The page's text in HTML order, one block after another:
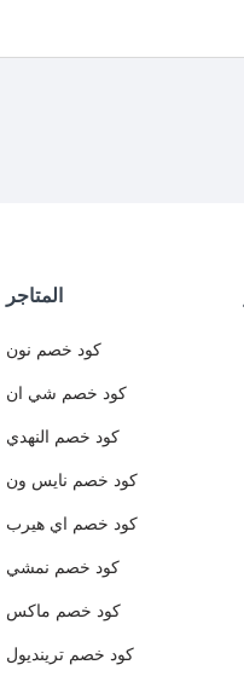
المتاجر
كود خصم نون
كود خصم شي ان
كود خصم النهدي
كود خصم نايس ون
كود خصم اي هيرب
كود خصم نمشي
كود خصم ماكس
كود خصم ترينديول